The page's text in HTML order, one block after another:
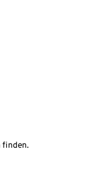
finden.